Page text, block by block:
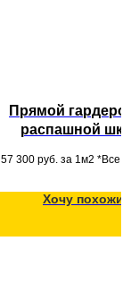
Прямой
распашной
антресолью,
потолок для
57 300 руб. за 1м2 *Все
Хочу похожий